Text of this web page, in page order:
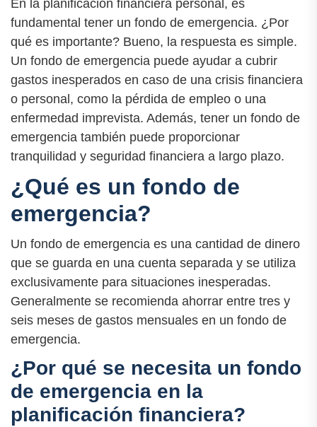
En la planificación financiera personal, es
fundamental tener un fondo de emergencia. ¿Por
qué es importante? Bueno, la respuesta es simple.
Un fondo de emergencia puede ayudar a cubrir
gastos inesperados en caso de una crisis financiera
o personal, como la pérdida de empleo o una
enfermedad imprevista. Además, tener un fondo de
emergencia también puede proporcionar
tranquilidad y seguridad financiera a largo plazo.
¿Qué es un fondo de
emergencia?
Un fondo de emergencia es una cantidad de dinero
que se guarda en una cuenta separada y se utiliza
exclusivamente para situaciones inesperadas.
Generalmente se recomienda ahorrar entre tres y
seis meses de gastos mensuales en un fondo de
emergencia.
¿Por qué se necesita un fondo
de emergencia en la
planificación financiera?